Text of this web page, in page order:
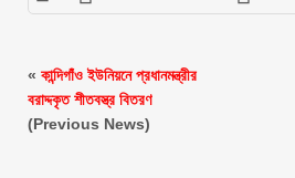
« কান্দিগাঁও ইউনিয়নে প্রধানমন্ত্রীর
বরাদ্দকৃত শীতবস্ত্র বিতরণ
(Previous News)